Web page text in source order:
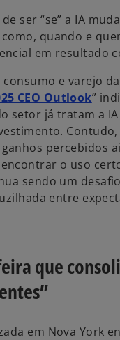
ser “se” a IA
quando e
em resultado
e varejo
CEO Outlook”
setor já tratam a
percebidos
o uso
sendo um
entre
que
em Nova York